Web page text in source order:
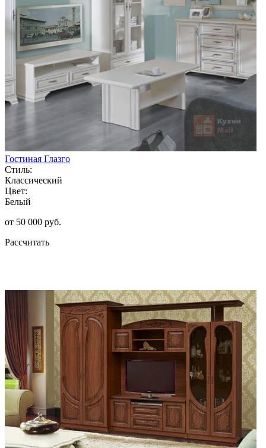
Гостиная Глазго
Стиль:
Классический
Цвет:
Белый
от 50 000 руб.
Рассчитать